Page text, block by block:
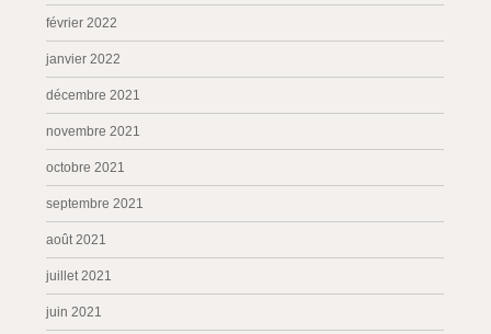
février 2022
janvier 2022
décembre 2021
novembre 2021
octobre 2021
septembre 2021
août 2021
juillet 2021
juin 2021